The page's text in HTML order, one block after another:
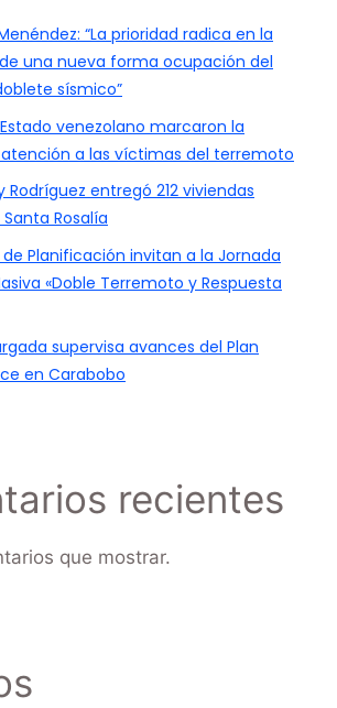
“La prioridad radica en la
una nueva forma ocupación del
sísmico”
venezolano marcaron la
a las víctimas del terremoto
Rodríguez entregó 212 viviendas
Rosalía
Planificación invitan a la Jornada
«Doble Terremoto y Respuesta
supervisa avances del Plan
en Carabobo
recientes
que mostrar.